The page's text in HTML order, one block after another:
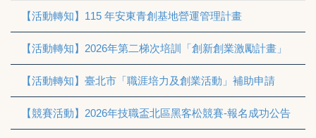
【活動轉知】115 年安東青創基地營運管理計畫
【活動轉知】2026年第二梯次培訓「創新創業激勵計畫」
【活動轉知】臺北市「職涯培力及創業活動」補助申請
【競賽活動】2026年技職盃北區黑客松競賽-報名成功公告